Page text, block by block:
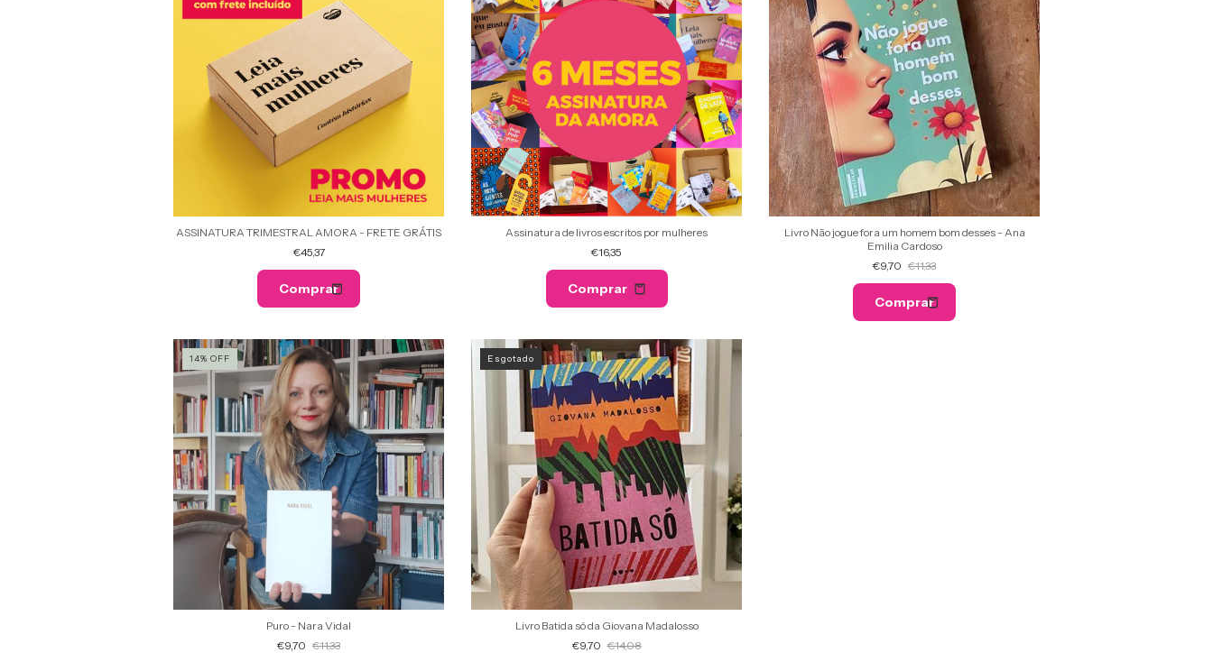
ASSINATURA TRIMESTRAL AMORA - FRETE GRÁTIS
€45,37
Assinatura de livros escritos por mulheres
€16,35
Comprar
Livro Não jogue fora um homem bom desses - Ana
Emilia Cardoso
€9,70 €11,33
14% OFF
Puro - Nara Vidal
€9,70 €11,33
Esgotado
Livro Batida só da Giovana Madalosso
€9,70 €14,08